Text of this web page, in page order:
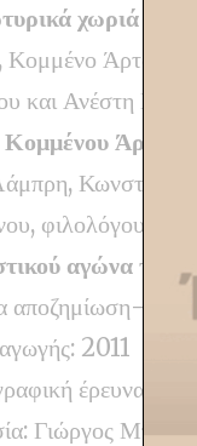
χωριά
Κομμένο Άρτας).
και Ανέστη
Κομμένου Άρτας
φιλολόγου.
αγώνα των
αποζημίωση-
2011
έρευνα-
Γιώργος Μπότσος